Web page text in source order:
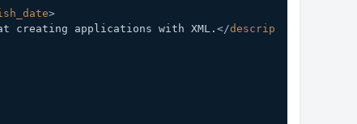
>
creating applications with XML.</descrip